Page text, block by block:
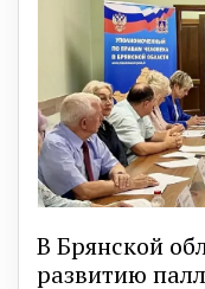
В Брянской
развитию